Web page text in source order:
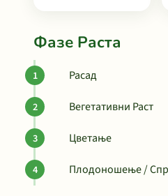
Фазе Раста
Расад
Вегетативни Раст
Цветање
Плодоношење /